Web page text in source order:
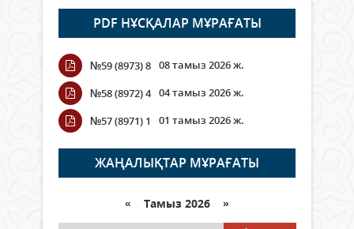
Open Air: Қызылорда облысы
полиция департаменті 20
мыңнан астам көрерменнің
қауіпсіздігін қамтамасыз етті
06 тамыз 2026 ж.
Wi-Fi ҚАБЫРҒА АРҚЫЛЫ ҚАЛАЙ
ӨТЕДІ?
06 тамыз 2026 ж. 274
граждане Казахстана,
PDF НҰСҚАЛАР МҰРАҒАТЫ
№59 (8973) 8 08 тамыз 2026 ж.
№58 (8972) 4 04 тамыз 2026 ж.
№57 (8971) 1
01 тамыз 2026 ж.
ЖАҢАЛЫҚТАР МҰРАҒАТЫ
« Тамыз 2026 »